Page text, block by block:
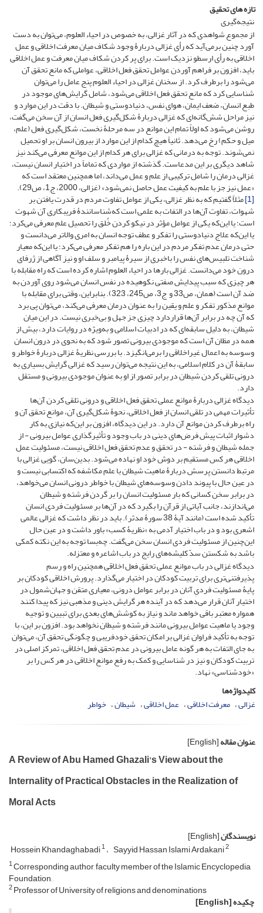
تازه های تحقیق
نتیجه‌گیری
از مجموع شواهدی که در آثار غزالی‌‌، به خصوص در احیاء العلوم، می‌توان به دست
آورد چنین برمی‌آید که رأی غزالی دربارۀ وجود شکاف میان معرفت اخلاقی و عمل
اخلاقی به رأی ارسطو نزدیک است. برای پر کردن شکاف میان معرفت و عمل اخلاقی
باید‌‌، افزون بر فراهم آوردن عوامل تحقق فعل اخلاقی‌‌، عواملی که مانع تحقق آن
می‌شود را برطرف کرد. از سخنان غزالی در احیاء العلوم پنج عامل را می‌توان
شناسایی کرد که مانع تحقق فعل اخلاقی می‌شود‌‌، شامل گرایش‌های موجود در
طبع انسان‌‌، ضعف ایمان‌‌، هوای نفس‌‌، دنیادوستی و شیطان. با دقت در این موارد و
نیز مراحل شش‌گانه‌ای که غزالی دربارۀ شکل‌گیری فعل انسان از آن سخن می‌گفت‌‌،
روشن می‌شود که اولاً تمام این موانع در سه مرحلۀ نخست، شکل‌گیری فعل (علم‌‌،
میل و حکم) رخ می‌دهد. ثانیاً هیچ کدام از این موارد از بیرون انسان بر او تحمیل
نمی‌شوند. توجه به درمانی که غزالی برای هر کدام از این موانع معرفی می‌کند نیز
شاهد دیگری بر این مدعاست. گذشته از مواردی که تماماً در اختیار انسان نیست‌‌،
غزالی درمان را شامل ترکیبی از علم و عمل می‌داند‌‌، اما همچنین معتقد است که
«عمل نیز جز با علم به کیفیت عمل حاصل نمی‌شود» (غزالی‌‌، 2000‌‌، ج1‌‌، ص29).
[1] مثلاً گفتیم که به نظر غزالی‌‌، یکی از عوامل تفاوت مردم در قدرت یافتن بر
شهوات‌‌، تفاوت آن‌ها در التفات به علمی است که‌شناسانندۀ فریبکاری آن شهوت
است‌‌؛ یا این‌که یکی از عوامل مؤثر در نیکو کردن خُلق را تحصیل علم معرفی می‌کرد‌‌؛
یا این‌که علاج دنیادوستی را تفکر و عطف توجه انسان به امری والاتر می‌دانست و
حتی درمان عدم تفکر مردم در این باره را هم تفکر معرفی می‌کرد‌‌؛ یا این‌که معیار
شناخت تلبیس‌های نفس را باخبری از سیرۀ پیامبر و سلف او و نیز آگاهی از ژرفای
درون خود می‌دانست. غزالی بارها در احیاء العلوم اشاره کرده است که راه مقابله با
هر چیزی که سبب پیدایش صفتی نکوهیده در نفس انسان می‌شود روی آوردن به
ضد آن است (همان، ص33 و ج3‌‌، ص245‌‌، 323). بنابراین‌‌، وقتی برای مقابله با
موانع مذکور تفکر و علم و یقین را به عنوان درمان معرفی می‌کند‌‌، می‌توان پی برد
که آن چه در برابر آن‌ها قراردارد چیزی جز جهل و بی‌خبری نیست. در این میان
شیطان‌‌، به دلیل سابقه‌ای که در ادبیات اسلامی و به‌ویژه در روایات دارد‌‌، بیش از
همه در مظان آن است که موجودی بیرونی تصور شود که به نحوی در درون انسان
وسوسه به اعمال غیراخلاقی را برمی‌انگیزد. با بررسی نظریۀ غزالی دربارۀ خواطر و
سابقۀ آن در کلام اسلامی‌‌، به این نتیجه می‌توان رسید که غزالی گرایش بسیاری به
درونی تلقی کردن شیطان در برابر تصور از او به عنوان موجودی بیرونی و مستقل
دارد.
دیدگاه غزالی دربارۀ موانع عملی تحقق فعل اخلاقی و درونی تلقی کردن آن‌ها
تأثیرات مهمی در تلقی انسان از فعل اخلاقی‌‌، نحوۀ شکل‌گیری آن‌‌، موانع تحقق آن و
راه برطرف کردن موانع آن دارد. در این دیدگاه‌‌، افزون بر این‌که نیازی به کار
دشوار اثبات پیش فرض‌های دینی در باب وجود و تأثیرگذاری عوامل بیرونی - از
جمله شیطان و فرشته - در تحقق و عدم تحقق فعل اخلاقی نیست‌‌، مسئولیت عمل
اخلاقی هر کس مستقیم بر دوش خود او نهاده می‌شود. بدین‌سان‌‌، گویی غزالی با
مرتبط دانستن پرسش دربارۀ ماهیت شیطان با علم مکاشفه که اکتسابی نیست و
در عین حال با پیوند دادن وسوسه‌های شیطان با خواطر درونی انسان می‌خواهد‌‌،
در برابر سخن کسانی که بار مسئولیت انسان را بر گردن فرشته و شیطان
می‌اندازند‌‌، جانب آیاتی از قرآن را بگیرد که در آن‌ها بر مسئولیت فردی انسان
تأکید شده است (مانند آیۀ 38 سورۀ مدثر). باید در نظر داشت که غزالی عالمی
اشعری بود و در باب اختیار آدمی به «نظریۀ کسب» باور داشت و در عین حال
این‌چنین از مسئولیت فردی انسان سخن می‌گفت. چه‌بسا توجه به این نکته کمکی
باشد به شکستن سدّ کلیشه‌های رایج در باب اشاعره و معتزله.
دیدگاه غزالی در باب موانع عملی تحقق فعل اخلاقی همچنین راه و رسم
پذیرفتنی‌تری برای تربیت کودکان در اختیار می‌گذارد. پرورش اخلاقی کودکان بر
پایۀ مسئولیت فردیِ آنان در برابر عوامل درونی‌‌، معیاری متقن و جهان‌شمول در
اختیار آنان قرار می‌دهد که در آینده هر گرایش دینی و مذهبی نیز که پیدا کنند
همواره معتبر باقی خواهد ماند و نیاز به کوشش‌های بعدی برای تبیین و توجیه
وجود یا ماهیت عوامل بیرونی مانند فرشته و شیطان نخواهد بود. افزون بر این‌‌، با
توجه به تأکید فراوان غزالی بر امکان تحقق خودفریبی و چگونگی تحقق آن‌‌، می‌توان
به جای التفات به هر گونه عامل بیرونی در عدم تحقق فعل اخلاقی‌‌، تمرکز اصلی در
تربیت کودکان و نیز در شناسایی و کمک به رفع موانع اخلاقی در هر کس را بر
«خودشناسی» نهاد.
کلیدواژه‌ها
غزالی معرفت اخلاقی عمل اخلاقی شیطان خواطر
عنوان مقاله[English]
A Review of Abu Hamed Ghazali's View about the
Internality of Practical Obstacles in the Realization of
Moral Acts
نویسندگان[English]
Hossein Khandaghabadi1 Sayyid Hassan Islami Ardakani2
1Corresponding author, faculty member of the Islamic Encyclopedia
Foundation, ,
2Professor of University of religions and denominations
چکیده[English]